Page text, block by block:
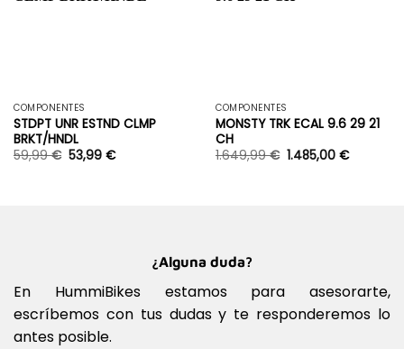
COMPONENTES
STDPT UNR ESTND CLMP
BRKT/HNDL
59,99€ 53,99€
COMPONENTES
MONSTY TRK ECAL 9.6 29 21
CH
1.649,99€ 1.485,00€
¿Alguna duda?
En HummiBikes estamos para asesorarte,
escríbemos con tus dudas y te responderemos lo
antes posible.